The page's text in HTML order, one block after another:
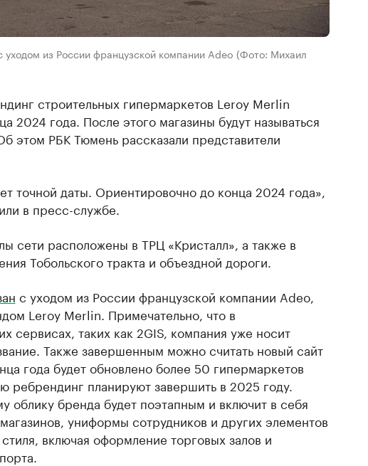
уходом из России французской компании Adeo (Фото: Михаил
строительных гипермаркетов Leroy Merlin
2024 года. После этого магазины будут называться
этом РБК Тюмень рассказали представители
точной даты. Ориентировочно до конца 2024 года»,
в пресс-службе.
сети расположены в ТРЦ «Кристалл», а также в
Тобольского тракта и объездной дороги.
с уходом из России французской компании Adeo,
Leroy Merlin. Примечательно, что в
сервисах, таких как 2GIS, компания уже носит
Также завершенным можно считать новый сайт
года будет обновлено более 50 гипермаркетов
ребрендинг планируют завершить в 2025 году.
облику бренда будет поэтапным и включит в себя
униформы сотрудников и других элементов
включая оформление торговых залов и